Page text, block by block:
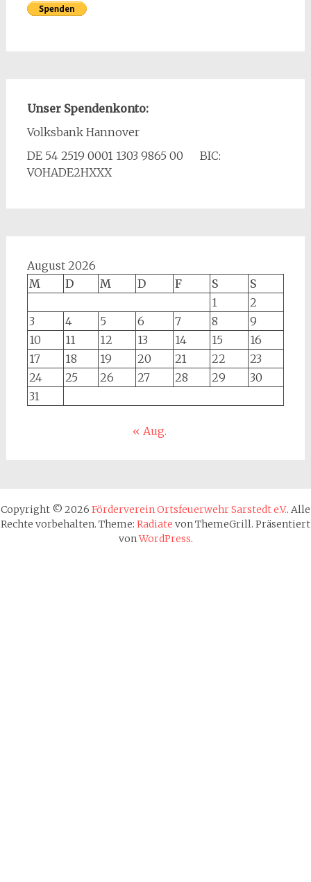
Unser Spendenkonto:
Volksbank Hannover
DE 54 2519 0001 1303 9865 00 BIC:
VOHADE2HXXX
August 2026
M
D M D F S
S
1
2
3
4 5 6 7 8
9
10
11 12 13 14 15
16
17
18 19 20 21 22
23
24
25 26 27 28 29
30
31
« Aug.
Copyright © 2026 Förderverein Ortsfeuerwehr Sarstedt e.V.. Alle
Rechte vorbehalten. Theme: Radiate von ThemeGrill. Präsentiert
vonWordPress.